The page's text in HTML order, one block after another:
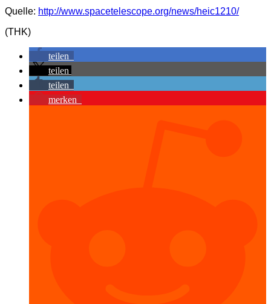
Quelle: http://www.spacetelescope.org/news/heic1210/
(THK)
teilen
teilen
teilen
merken